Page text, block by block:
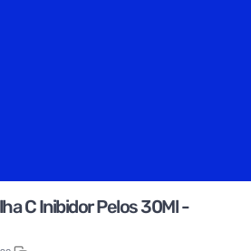
C Inibidor Pelos 30Ml -